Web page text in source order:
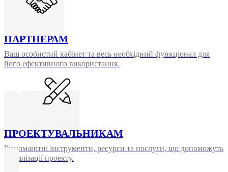
ПАРТНЕРАМ
Ваш особистий кабінет та весь необхідний функціонал для
його ефективного використання.
ПРОЕКТУВАЛЬНИКАМ
Різноманітні інструменти, ресурси та послуги, що допоможуть
у реалізації проекту.